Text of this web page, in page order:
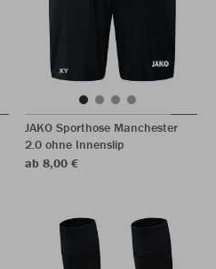
JAKO Sporthose Manchester
2.0 ohne Innenslip
ab 8,00 €